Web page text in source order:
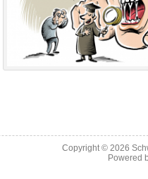
Copyright © 2026
Powered